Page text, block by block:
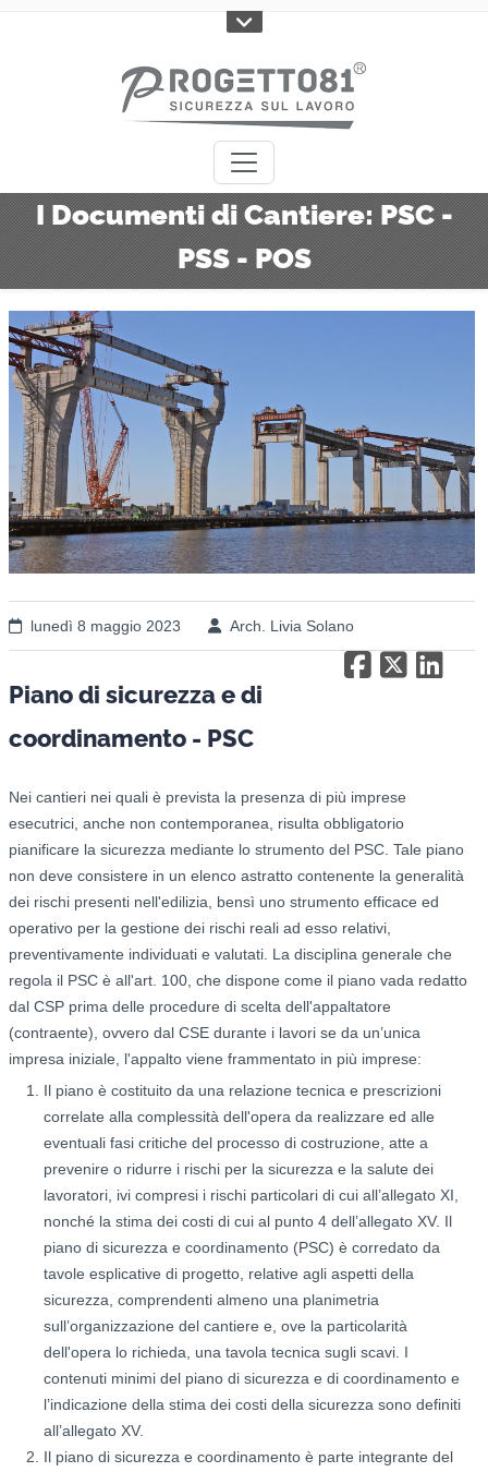
I Documenti di Cantiere: PSC -
PSS - POS
lunedì 8 maggio 2023 Arch. Livia Solano
Piano di sicurezza e di
coordinamento - PSC
Nei cantieri nei quali è prevista la presenza di più imprese
esecutrici, anche non contemporanea, risulta obbligatorio
pianificare la sicurezza mediante lo strumento del PSC. Tale piano
non deve consistere in un elenco astratto contenente la generalità
dei rischi presenti nell'edilizia, bensì uno strumento efficace ed
operativo per la gestione dei rischi reali ad esso relativi,
preventivamente individuati e valutati. La disciplina generale che
regola il PSC è all'art. 100, che dispone come il piano vada redatto
dal CSP prima delle procedure di scelta dell'appaltatore
(contraente), ovvero dal CSE durante i lavori se da un’unica
impresa iniziale, l'appalto viene frammentato in più imprese:
Il piano è costituito da una relazione tecnica e prescrizioni
correlate alla complessità dell'opera da realizzare ed alle
eventuali fasi critiche del processo di costruzione, atte a
prevenire o ridurre i rischi per la sicurezza e la salute dei
lavoratori, ivi compresi i rischi particolari di cui all’allegato XI,
nonché la stima dei costi di cui al punto 4 dell’allegato XV. Il
piano di sicurezza e coordinamento (PSC) è corredato da
tavole esplicative di progetto, relative agli aspetti della
sicurezza, comprendenti almeno una planimetria
sull’organizzazione del cantiere e, ove la particolarità
dell'opera lo richieda, una tavola tecnica sugli scavi. I
contenuti minimi del piano di sicurezza e di coordinamento e
l’indicazione della stima dei costi della sicurezza sono definiti
all’allegato XV.
Il piano di sicurezza e coordinamento è parte integrante del